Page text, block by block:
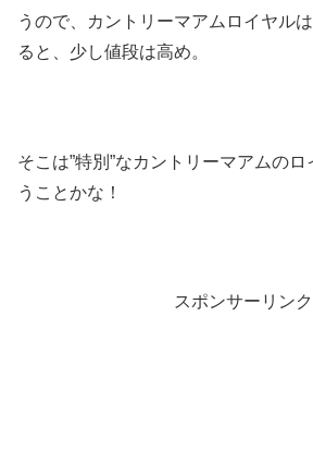
うので、カントリーマアムロイヤル
ると、少し値段は高め。
そこは”特別”なカントリーマアムの
うことかな！
スポンサーリンク